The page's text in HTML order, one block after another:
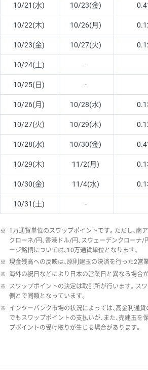
10/21(水) 10/23(金)
10/22(木) 10/26(月)
10/23(金) 10/27(火)
10/24(土) -
10/25(日) -
10/26(月) 10/28(水)
10/27(火) 10/29(木)
10/28(水) 10/30(金)
10/29(木) 11/2(月)
10/30(金) 11/4(水)
10/31(土) -
※ 1万通貨単位のスワップポイントです。ただし、南
クローネ/円、香港ドル/円、スウェーデンクローナ/
ージ銘柄については、10万通貨単位となります。
※ 現金残高への反映は、原則建玉の決済を行った2営
※ 海外の祝日などにより日本の営業日と異なる場合が
※ スワップポイントの決定は取引所が行います。ス
側とで同額となっています。
※ インターバンク市場の状況によっては、高金利通
でもスワップポイントの支払いが、また、売建玉を
プポイントの受け取りが生じる場合があります。